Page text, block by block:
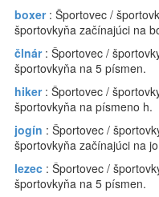
boxer : Športovec /
športovkyňa začínajúci na
člnár : Športovec /
športovkyňa na 5 písmen.
hiker : Športovec /
športovkyňa na písmeno h.
jogín : Športovec /
športovkyňa začínajúci na
lezec : Športovec /
športovkyňa na 5 písmen.